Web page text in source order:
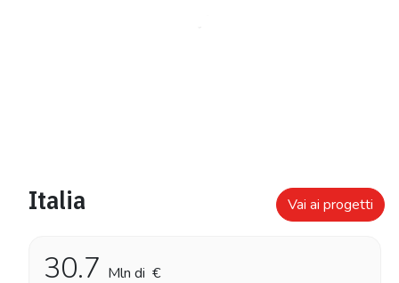
Italia Vai ai progetti
30.7 Mln di €